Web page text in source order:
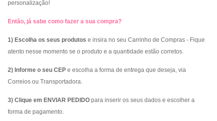
personalização!
Então, já sabe como fazer a sua compra?
1) Escolha os seus produtos e insira no seu Carrinho de Compras - Fique
atento nesse momento se o produto e a quantidade estão corretos.
2) Informe o seu CEP e escolha a forma de entrega que deseja, via
Correios ou Transportadora.
3) Clique em ENVIAR PEDIDO para inserir os seus dados e escolher a
forma de pagamento.